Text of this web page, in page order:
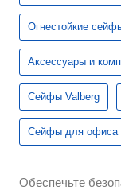
Огнестойкие
Аксессуары и
Сейфы Valberg
Сейфы для офиса
Обеспечьте